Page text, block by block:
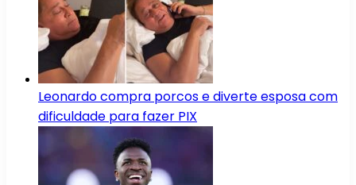
Leonardo compra porcos e diverte esposa com
dificuldade para fazer PIX